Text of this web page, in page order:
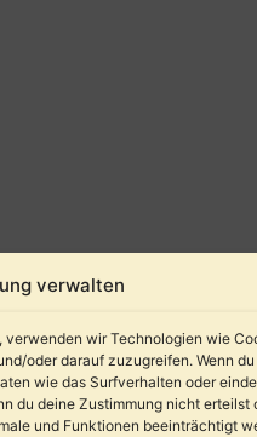
verwalten
verwenden wir Technologien wie
oder darauf zuzugreifen. Wenn
wie das Surfverhalten oder
du deine Zustimmung nicht erteilst
und Funktionen beeinträchtigt